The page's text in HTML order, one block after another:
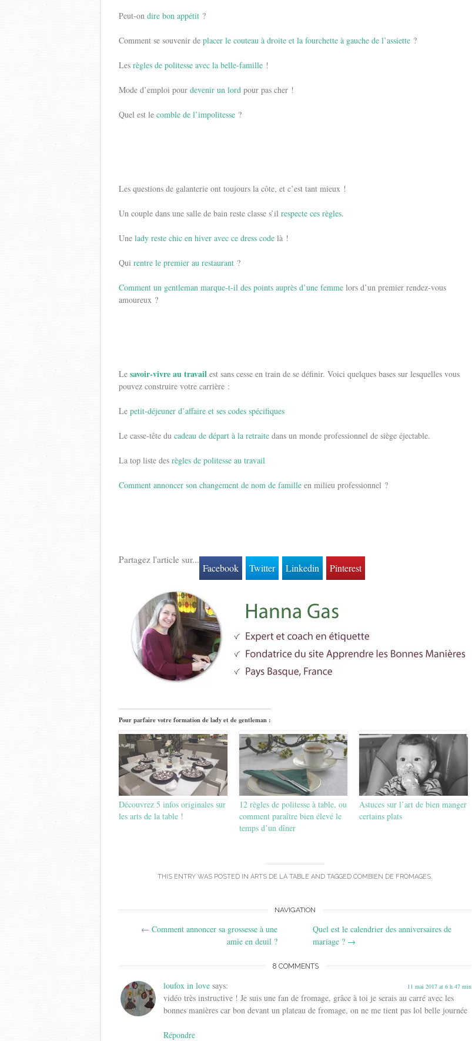
Peut-on dire bon appétit ?
Comment se souvenir de placer le couteau à droite et la fourchette à gauche de l’assiette ?
Les règles de politesse avec la belle-famille !
Mode d’emploi pour devenir un lord pour pas cher !
Quel est le comble de l’impolitesse ?
Les questions de galanterie ont toujours la côte, et c’est tant mieux !
Un couple dans une salle de bain reste classe s’il respecte ces règles.
Une lady reste chic en hiver avec ce dress code là !
Qui rentre le premier au restaurant ?
Comment un gentleman marque-t-il des points auprès d’une femme lors d’un premier rendez-vous
amoureux ?
Le savoir-vivre au travail est sans cesse en train de se définir. Voici quelques bases sur lesquelles vous
pouvez construire votre carrière :
Le petit-déjeuner d’affaire et ses codes spécifiques
Le casse-tête du cadeau de départ à la retraite dans un monde professionnel de siège éjectable.
La top liste des règles de politesse au travail
Comment annoncer son changement de nom de famille en milieu professionnel ?
Partagez l'article sur...
Facebook Twitter Linkedin Pinterest
Pour parfaire votre formation de lady et de gentleman :
Découvrez 5 infos originales sur
les arts de la table !
12 règles de politesse à table, ou
comment paraître bien élevé le
temps d’un dîner
Astuces sur l’art de bien manger
certains plats
THIS ENTRY WAS POSTED IN ARTS DE LA TABLE AND TAGGED COMBIEN DE FROMAGES.
NAVIGATION
← Comment annoncer sa grossesse à une
amie en deuil ?
Quel est le calendrier des anniversaires de
mariage ? →
8 COMMENTS
loufox in love says: 11 mai 2017 at 6 h 47 min
vidéo très instructive ! Je suis une fan de fromage, grâce à toi je serais au carré avec les
bonnes manières car bon devant un plateau de fromage, on ne me tient pas lol belle journée
Répondre